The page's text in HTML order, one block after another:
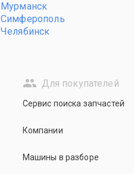
Мурманск
Симферополь
Челябинск
Для покупателей
Сервис поиска запчастей
Компании
Машины в разборе